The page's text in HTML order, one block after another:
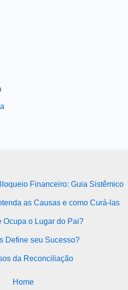
Financeiro: Guia Sistêmico
as Causas e como Curá-las
o Lugar do Pai?
Define seu Sucesso?
da Reconciliação
Home